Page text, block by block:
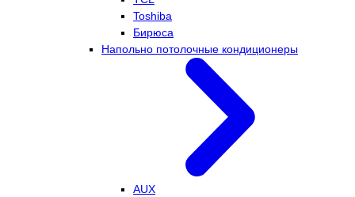
Toshiba
Бирюса
Напольно потолочные кондиционеры
AUX